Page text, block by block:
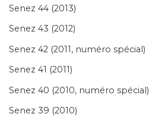
Senez 44 (2013)
Senez 43 (2012)
Senez 42 (2011, numéro spécial)
Senez 41 (2011)
Senez 40 (2010, numéro spécial)
Senez 39 (2010)